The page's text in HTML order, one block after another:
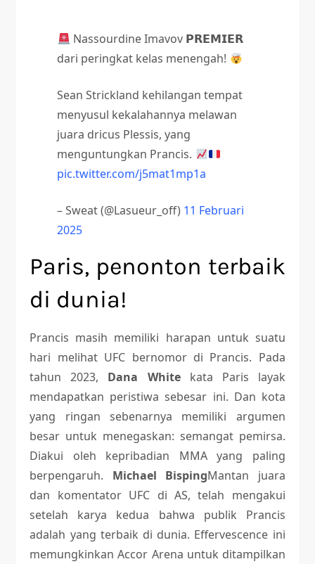
Nassourdine Imavov 𝗣𝗥𝗘𝗠𝗜𝗘𝗥
dari peringkat kelas menengah!
Sean Strickland kehilangan tempat
menyusul kekalahannya melawan
juara dricus Plessis, yang
menguntungkan Prancis.
pic.twitter.com/j5mat1mp1a
– Sweat (@Lasueur_off) 11 Februari
2025
Paris, penonton terbaik
di dunia!
Prancis masih memiliki harapan untuk suatu
hari melihat UFC bernomor di Prancis. Pada
tahun 2023, Dana White kata Paris layak
mendapatkan peristiwa sebesar ini. Dan kota
yang ringan sebenarnya memiliki argumen
besar untuk menegaskan: semangat pemirsa.
Diakui oleh kepribadian MMA yang paling
berpengaruh. Michael BispingMantan juara
dan komentator UFC di AS, telah mengakui
setelah karya kedua bahwa publik Prancis
adalah yang terbaik di dunia. Effervescence ini
memungkinkan Accor Arena untuk ditampilkan